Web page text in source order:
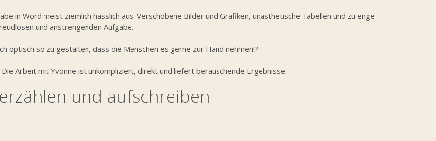
in Word meist ziemlich hässlich aus. Verschobene Bilder und Grafiken, unästhetische Tabellen und zu enge
und anstrengenden Aufgabe.
optisch so zu gestalten, dass die Menschen es gerne zur Hand nehmen!?
Arbeit mit Yvonne ist unkompliziert, direkt und liefert berauschende Ergebnisse.
und aufschreiben